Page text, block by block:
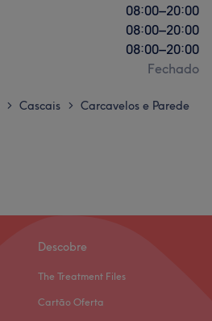
08:00–20:00
08:00–20:00
08:00–20:00
Fechado
> Cascais > Carcavelos e Parede
Descobre
The Treatment Files
Cartão Oferta